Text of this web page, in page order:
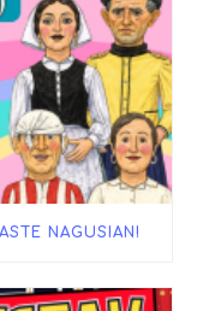
NAGUSIAN!